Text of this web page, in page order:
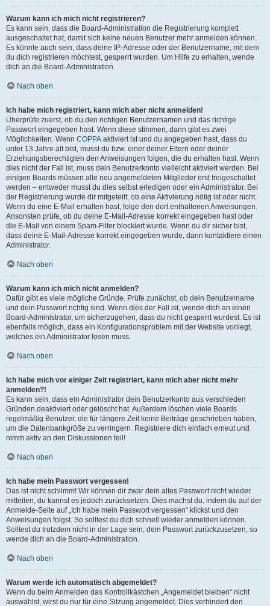
Warum kann ich mich nicht registrieren?
Es kann sein, dass die Board-Administration die Registrierung komplett
ausgeschaltet hat, damit sich keine neuen Benutzer mehr anmelden können.
Es könnte auch sein, dass deine IP-Adresse oder der Benutzername, mit dem
du dich registrieren möchtest, gesperrt wurden. Um Hilfe zu erhalten, wende
dich an die Board-Administration.
Nach oben
Ich habe mich registriert, kann mich aber nicht anmelden!
Überprüfe zuerst, ob du den richtigen Benutzernamen und das richtige
Passwort eingegeben hast. Wenn diese stimmen, dann gibt es zwei
Möglichkeiten. Wenn COPPA aktiviert ist und du angegeben hast, dass du
unter 13 Jahre alt bist, musst du bzw. einer deiner Eltern oder deiner
Erziehungsberechtigten den Anweisungen folgen, die du erhalten hast. Wenn
dies nicht der Fall ist, muss dein Benutzerkonto vielleicht aktiviert werden. Bei
einigen Boards müssen alle neu angemeldeten Mitglieder erst freigeschaltet
werden – entweder musst du dies selbst erledigen oder ein Administrator. Bei
der Registrierung wurde dir mitgeteilt, ob eine Aktivierung nötig ist oder nicht.
Wenn du eine E-Mail erhalten hast, folge den dort enthaltenen Anweisungen.
Ansonsten prüfe, ob du deine E-Mail-Adresse korrekt eingegeben hast oder
die E-Mail von einem Spam-Filter blockiert wurde. Wenn du dir sicher bist,
dass deine E-Mail-Adresse korrekt eingegeben wurde, dann kontaktiere einen
Administrator.
Nach oben
Warum kann ich mich nicht anmelden?
Dafür gibt es viele mögliche Gründe. Prüfe zunächst, ob dein Benutzername
und dein Passwort richtig sind. Wenn dies der Fall ist, wende dich an einen
Board-Administrator, um sicherzugehen, dass du nicht gesperrt wurdest. Es ist
ebenfalls möglich, dass ein Konfigurationsproblem mit der Website vorliegt,
welches ein Administrator lösen muss.
Nach oben
Ich habe mich vor einiger Zeit registriert, kann mich aber nicht mehr
anmelden?!
Es kann sein, dass ein Administrator dein Benutzerkonto aus verschieden
Gründen deaktiviert oder gelöscht hat. Außerdem löschen viele Boards
regelmäßig Benutzer, die für längere Zeit keine Beiträge geschrieben haben,
um die Datenbankgröße zu verringern. Registriere dich einfach erneut und
nimm aktiv an den Diskussionen teil!
Nach oben
Ich habe mein Passwort vergessen!
Das ist nicht schlimm! Wir können dir zwar dein altes Passwort nicht wieder
mitteilen, du kannst es jedoch zurücksetzen. Dies machst du, indem du auf der
Anmelde-Seite auf „Ich habe mein Passwort vergessen“ klickst und den
Anweisungen folgst. So solltest du dich schnell wieder anmelden können.
Solltest du trotzdem nicht in der Lage sein, dein Passwort zurückzusetzen, so
wende dich an die Board-Administration.
Nach oben
Warum werde ich automatisch abgemeldet?
Wenn du beim Anmelden das Kontrollkästchen „Angemeldet bleiben“ nicht
auswählst, wirst du nur für eine Sitzung angemeldet. Dies verhindert den